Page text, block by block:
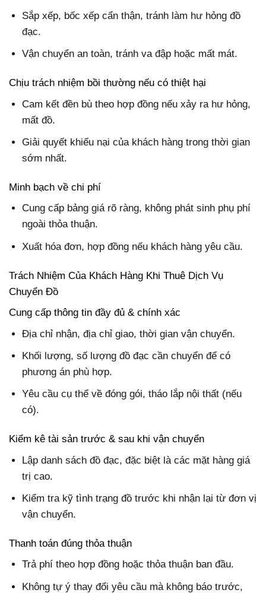
Sắp xếp, bốc xếp cẩn thận, tránh làm hư hỏng đồ
đạc.
Vận chuyển an toàn, tránh va đập hoặc mất mát.
Chịu trách nhiệm bồi thường nếu có thiệt hại
Cam kết đền bù theo hợp đồng nếu xảy ra hư hỏng,
mất đồ.
Giải quyết khiếu nại của khách hàng trong thời gian
sớm nhất.
Minh bạch về chi phí
Cung cấp bảng giá rõ ràng, không phát sinh phụ phí
ngoài thỏa thuận.
Xuất hóa đơn, hợp đồng nếu khách hàng yêu cầu.
Trách Nhiệm Của Khách Hàng Khi Thuê Dịch Vụ
Chuyển Đồ
Cung cấp thông tin đầy đủ & chính xác
Địa chỉ nhận, địa chỉ giao, thời gian vận chuyển.
Khối lượng, số lượng đồ đạc cần chuyển để có
phương án phù hợp.
Yêu cầu cụ thể về đóng gói, tháo lắp nội thất (nếu
có).
Kiểm kê tài sản trước & sau khi vận chuyển
Lập danh sách đồ đạc, đặc biệt là các mặt hàng giá
trị cao.
Kiểm tra kỹ tình trạng đồ trước khi nhận lại từ đơn vị
vận chuyển.
Thanh toán đúng thỏa thuận
Trả phí theo hợp đồng hoặc thỏa thuận ban đầu.
Không tự ý thay đổi yêu cầu mà không báo trước,